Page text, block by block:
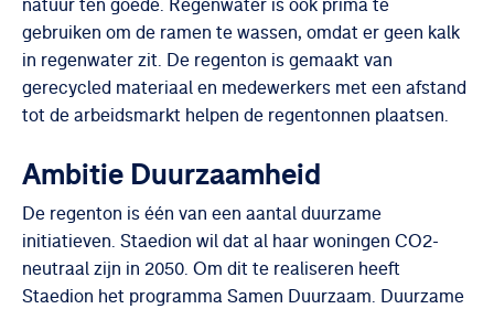
natuur ten goede. Regenwater is ook prima te
gebruiken om de ramen te wassen, omdat er geen kalk
in regenwater zit. De regenton is gemaakt van
gerecycled materiaal en medewerkers met een afstand
tot de arbeidsmarkt helpen de regentonnen plaatsen.
Ambitie Duurzaamheid
De regenton is één van een aantal duurzame
initiatieven. Staedion wil dat al haar woningen CO2-
neutraal zijn in 2050. Om dit te realiseren heeft
Staedion het programma Samen Duurzaam. Duurzame